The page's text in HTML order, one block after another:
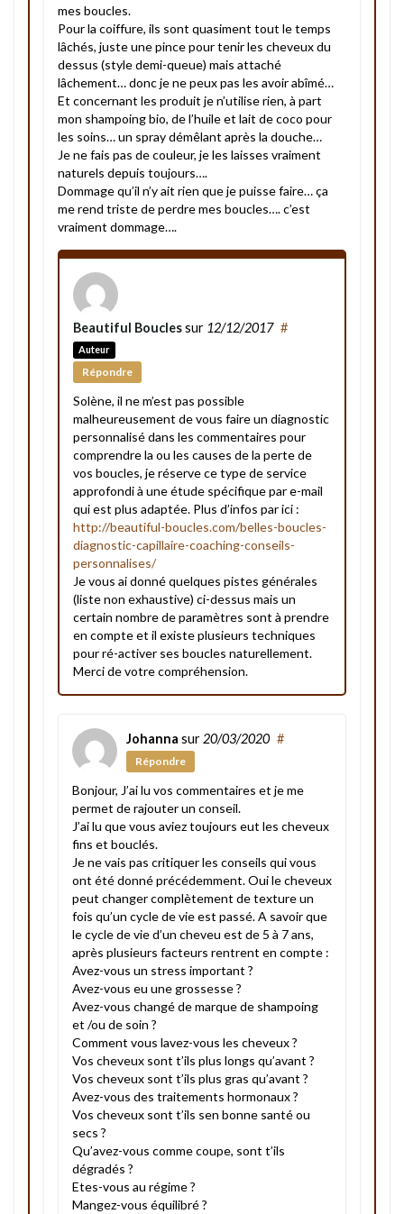
mes boucles.
Pour la coiffure, ils sont quasiment tout le temps
lâchés, juste une pince pour tenir les cheveux du
dessus (style demi-queue) mais attaché
lâchement… donc je ne peux pas les avoir abîmé…
Et concernant les produit je n’utilise rien, à part
mon shampoing bio, de l’huile et lait de coco pour
les soins… un spray démêlant après la douche…
Je ne fais pas de couleur, je les laisses vraiment
naturels depuis toujours….
Dommage qu’il n’y ait rien que je puisse faire… ça
me rend triste de perdre mes boucles…. c’est
vraiment dommage….
Beautiful Bouclessur 12/12/2017
Auteur
#
Répondre
Solène, il ne m’est pas possible
malheureusement de vous faire un diagnostic
personnalisé dans les commentaires pour
comprendre la ou les causes de la perte de
vos boucles, je réserve ce type de service
approfondi à une étude spécifique par e-mail
qui est plus adaptée. Plus d’infos par ici :
http://beautiful-boucles.com/belles-boucles-
diagnostic-capillaire-coaching-conseils-
personnalises/
Je vous ai donné quelques pistes générales
(liste non exhaustive) ci-dessus mais un
certain nombre de paramètres sont à prendre
en compte et il existe plusieurs techniques
pour ré-activer ses boucles naturellement.
Merci de votre compréhension.
Johanna sur 20/03/2020 #
Répondre
Bonjour, J’ai lu vos commentaires et je me
permet de rajouter un conseil.
J’ai lu que vous aviez toujours eut les cheveux
fins et bouclés.
Je ne vais pas critiquer les conseils qui vous
ont été donné précédemment. Oui le cheveux
peut changer complètement de texture un
fois qu’un cycle de vie est passé. A savoir que
le cycle de vie d’un cheveu est de 5 à 7 ans,
après plusieurs facteurs rentrent en compte :
Avez-vous un stress important ?
Avez-vous eu une grossesse ?
Avez-vous changé de marque de shampoing
et /ou de soin ?
Comment vous lavez-vous les cheveux ?
Vos cheveux sont t’ils plus longs qu’avant ?
Vos cheveux sont t’ils plus gras qu’avant ?
Avez-vous des traitements hormonaux ?
Vos cheveux sont t’ils sen bonne santé ou
secs ?
Qu’avez-vous comme coupe, sont t’ils
dégradés ?
Etes-vous au régime ?
Mangez-vous équilibré ?